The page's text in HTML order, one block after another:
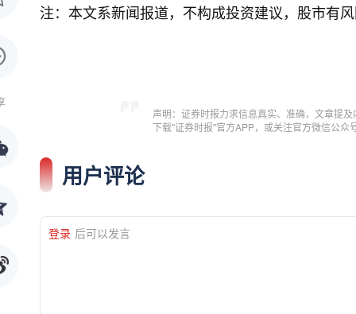
注：本文系新闻报道，不构成投资建议，股市有
声明：证券时报力求信息真实、准确，文章提
下载"证券时报"官方APP，或关注官方微信公
用户评论
登录 后可以发言